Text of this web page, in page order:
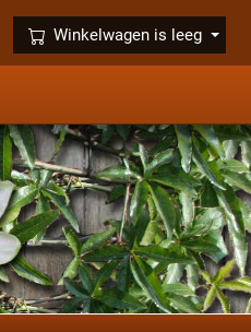
Winkelwagen is leeg
×